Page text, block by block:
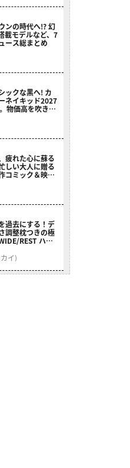
ンの時代へ!? 幻
載モデルなど、7
ース総まとめ
ックな黒へ! カ
ネイキッド2027
物価高を吹き飛
疲れた心に蘇る
しい大人に贈る
コミック＆映画
過去にする！デ
調整枕つきの極
REST ハイ
イ)